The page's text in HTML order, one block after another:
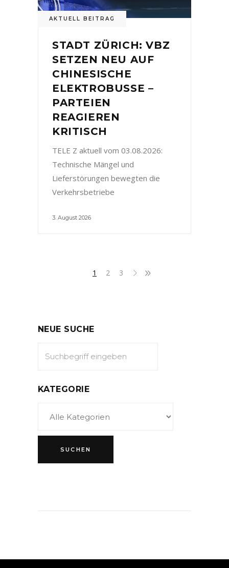
AKTUELL BEITRAG
STADT ZÜRICH: VBZ
SETZEN NEU AUF
CHINESISCHE
ELEKTROBUSSE –
PARTEIEN
REAGIEREN
KRITISCH
TELE Z aktuell vom 03.08.2026:
Technische Mängel und
Lieferstörungen bewegten die
Verkehrsbetriebe
3. August 2026
1 2 3
NEUE SUCHE
KATEGORIE